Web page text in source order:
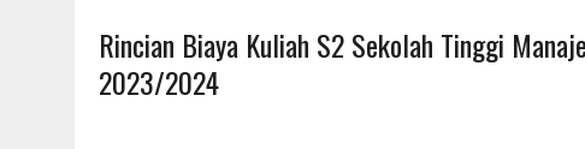
Rincian Biaya Kuliah S2 Sekolah Tinggi
2023/2024